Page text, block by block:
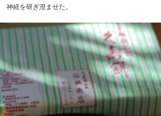
神経を研ぎ澄ませた。